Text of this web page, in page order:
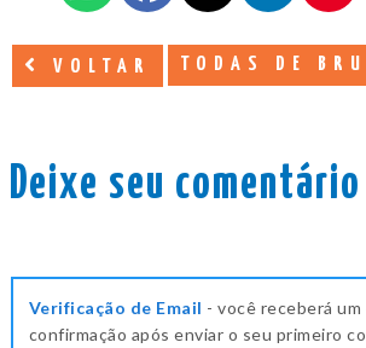
VOLTAR TODAS DE
Deixe seu comentário
Verificação de Email - você receberá um
confirmação após enviar o seu primeiro